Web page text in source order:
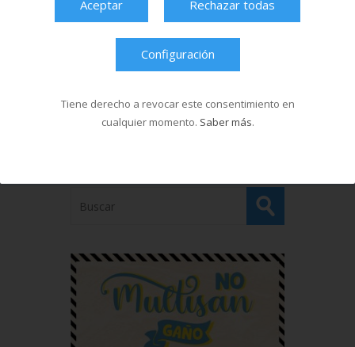
Aceptar Rechazar todas
Configuración
Tiene derecho a revocar este consentimiento en
cualquier momento. Saber más.